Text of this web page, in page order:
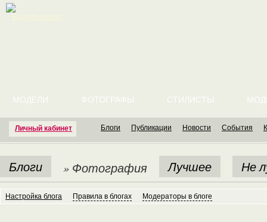
Личный кабинет
МОДЕЛИ ФОТОГРАФЫ СТИЛИСТЫ
Блоги Публикации Новости События
Блоги » Фотография Лучшее Не
Настройка блога Правила в блогах Модераторы в блоге